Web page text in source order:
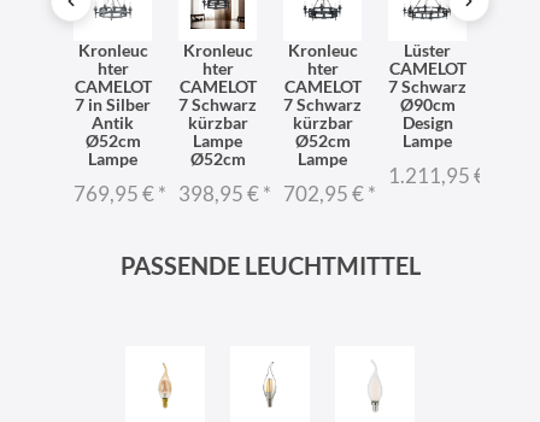
Kronleuc
hter
CAMELOT
7 in Silber
Antik
Ø52cm
Lampe
769,95 €*
Kronleuc
hter
CAMELOT
7 Schwarz
kürzbar
Lampe
Ø52cm
398,95 €*
Kronleuc
hter
CAMELOT
7 Schwarz
kürzbar
Ø52cm
Lampe
702,95 €*
Lüster
CAMELOT
7 Schwarz
Ø90cm
Design
Lampe
1.211,95 €
PASSENDE LEUCHTMITTEL